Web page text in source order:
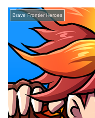
Brave Frontier Heroes